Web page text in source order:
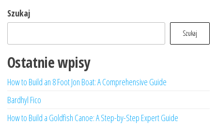
Szukaj
Szukaj
Ostatnie wpisy
How to Build an 8 Foot Jon Boat: A Comprehensive Guide
Bardhyl Fico
How to Build a Goldfish Canoe: A Step-by-Step Expert Guide